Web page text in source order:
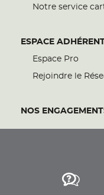
Notre service
ESPACE
Espace Pro
Rejoindre le
NOS